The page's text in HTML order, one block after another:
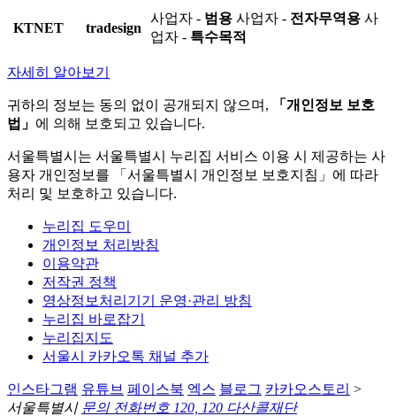
KTNET tradesign
사업자 - 범용 사업자 - 전자무역용 사
업자 - 특수목적
자세히 알아보기
귀하의 정보는 동의 없이 공개되지 않으며,
「개인정보 보호
법」 에 의해 보호되고 있습니다.
서울특별시는 서울특별시 누리집 서비스 이용 시 제공하는 사
용자 개인정보를 「서울특별시 개인정보 보호지침」에 따라
처리 및 보호하고 있습니다.
누리집 도우미
개인정보 처리방침
이용약관
저작권 정책
영상정보처리기기 운영·관리 방침
누리집 바로잡기
누리집지도
서울시 카카오톡 채널 추가
인스타그램 유튜브 페이스북 엑스 블로그 카카오스토리 >
서울특별시 문의 전화번호 120, 120 다산콜재단